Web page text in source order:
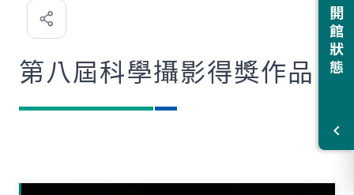
開館狀態
喜
歡
第八屆科學攝影得獎作品